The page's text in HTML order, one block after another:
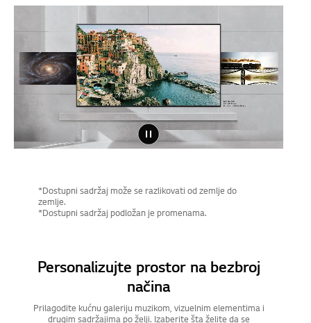
*Dostupni sadržaj može se razlikovati od zemlje do
zemlje.
*Dostupni sadržaj podložan je promenama.
Personalizujte prostor na bezbroj
načina
Prilagodite kućnu galeriju muzikom, vizuelnim elementima i
drugim sadržajima po želji. Izaberite šta želite da se